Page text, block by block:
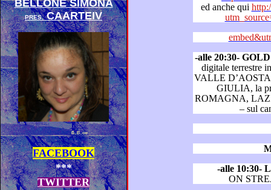
BELLONE SIMONA
PRES.CAARTEIV
FACEBOOK
***
TWITTER
ed anche qui
-alle 20:30-
digitale terrestre in LOMBARDIA,
VALLE D’AOSTA, VENETO, FRIULI
GIULIA, la provincia di Trento, EMILIA
ROMAGNA, LAZIO, CAMPANIA, SARDEGNA
–
-alle 10:30-
ON